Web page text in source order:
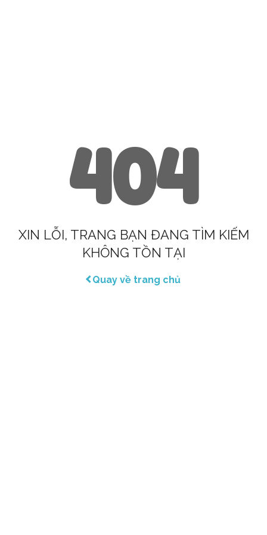
404
XIN LỖI, TRANG BẠN ĐANG TÌM KIẾM
KHÔNG TỒN TẠI
Quay về trang chủ